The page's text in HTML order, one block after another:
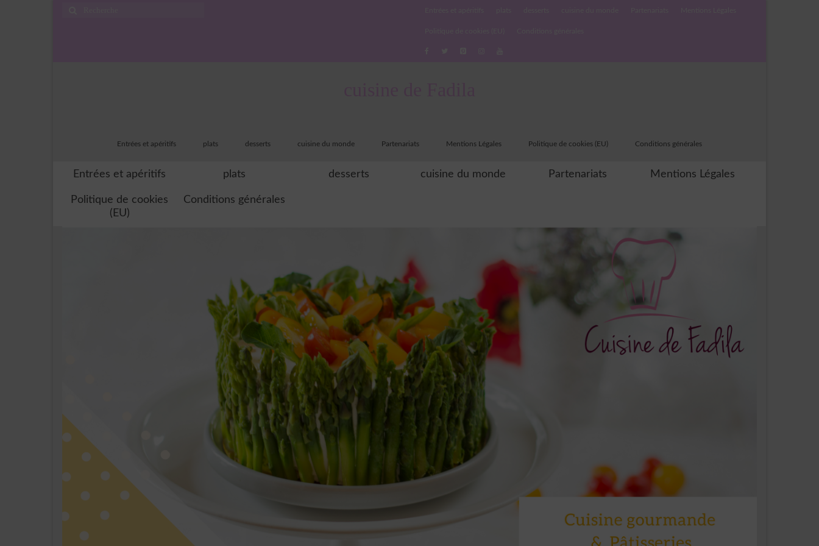
Entrées et apéritifs plats desserts cuisine du monde Partenariats Mentions Légales Politique de cookies (EU) Conditions générales
Entrées et apéritifs plats desserts cuisine du monde Partenariats Mentions Légales
Politique de cookies
(EU)
Conditions générales